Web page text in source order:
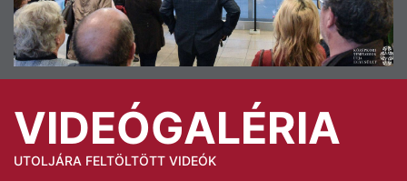
VIDEÓGALÉRIA
UTOLJÁRA FELTÖLTÖTT VIDEÓK